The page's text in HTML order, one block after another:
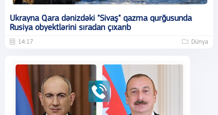
Ukrayna Qara dənizdəki "Sivaş" qazma qurğusunda
Rusiya obyektlərini sıradan çıxarıb
14:17 Dünya